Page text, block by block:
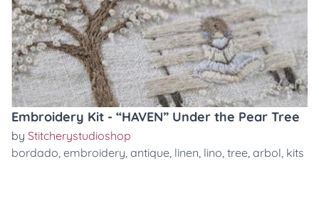
Embroidery Kit - “HAVEN” Under the Pear Tree
by Stitcherystudioshop
bordado, embroidery, antique, linen, lino, tree, arbol, kits